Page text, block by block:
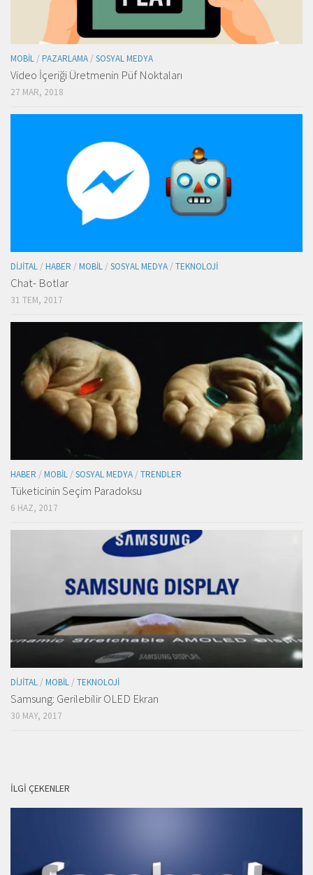
MOBIL / PAZARLAMA / SOSYAL MEDYA
Video İçeriği Üretmenin Püf Noktaları
27 MAR, 2018
DIJITAL / HABER / MOBIL / SOSYAL MEDYA / TEKNOLOJI
Chat- Botlar
31 TEM, 2017
HABER / MOBIL / SOSYAL MEDYA / TRENDLER
Tüketicinin Seçim Paradoksu
6 HAZ, 2017
DIJITAL / MOBIL / TEKNOLOJI
Samsung: Gerilebilir OLED Ekran
30 MAY, 2017
İLGI ÇEKENLER